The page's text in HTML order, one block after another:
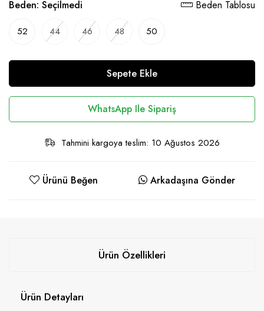
Beden: Seçilmedi Beden Tablosu
52 44 46 48 50
Sepete Ekle
WhatsApp Ile Sipariş
Tahmini kargoya teslim: 10 Ağustos 2026
Ürünü Beğen Arkadaşına Gönder
Ürün Özellikleri
Ürün Detayları